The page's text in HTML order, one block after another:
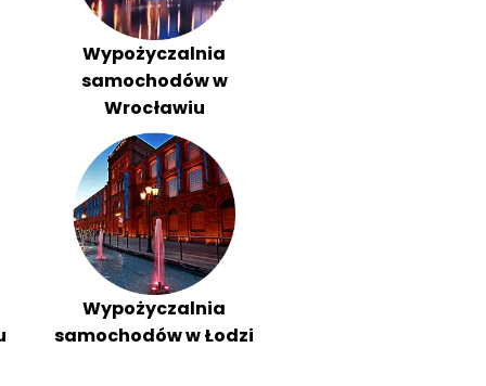
Wypożyczalnia
samochodów w
Wrocławiu
Wypożyczalnia
samochodów w Łodzi